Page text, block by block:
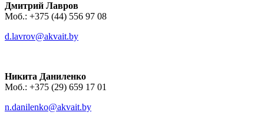
Дмитрий Лавров
Моб.: +375 (44) 556 97 08
d.lavrov@akvait.by
Никита Даниленко
Моб.: +375 (29) 659 17 01
n.danilenko@akvait.by